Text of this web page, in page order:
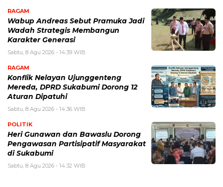
RAGAM
Wabup Andreas Sebut Pramuka Jadi
Wadah Strategis Membangun
Karakter Generasi ‎
Sabtu, 8 Agu 2026 - 14:39 WIB
RAGAM
Konflik Nelayan Ujunggenteng
Mereda, DPRD Sukabumi Dorong 12
Aturan Dipatuhi
Sabtu, 8 Agu 2026 - 14:36 WIB
POLITIK
Heri Gunawan dan Bawaslu Dorong
Pengawasan Partisipatif Masyarakat
di Sukabumi
Sabtu, 8 Agu 2026 - 14:32 WIB